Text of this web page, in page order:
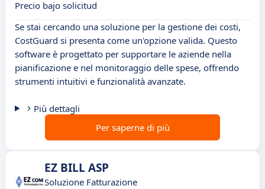
Precio bajo solicitud
Se stai cercando una soluzione per la gestione dei costi,
CostGuard si presenta come un'opzione valida. Questo
software è progettato per supportare le aziende nella
pianificazione e nel monitoraggio delle spese, offrendo
strumenti intuitivi e funzionalità avanzate.
Più dettagli
Per saperne di più
EZ BILL ASP
Soluzione Fatturazione